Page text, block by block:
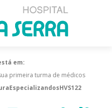
em:
primeira turma de médicos